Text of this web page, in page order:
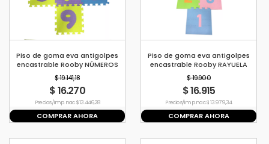
Piso de goma eva antigolpes
encastrable Rooby NÚMEROS
$ 19.141,18
$ 16.270
Precio s/imp. nac. $ 13.446,28
COMPRAR AHORA
Piso de goma eva antigolpes
encastrable Rooby RAYUELA
$ 19.900
$ 16.915
Precio s/imp. nac. $ 13.979,34
COMPRAR AHORA